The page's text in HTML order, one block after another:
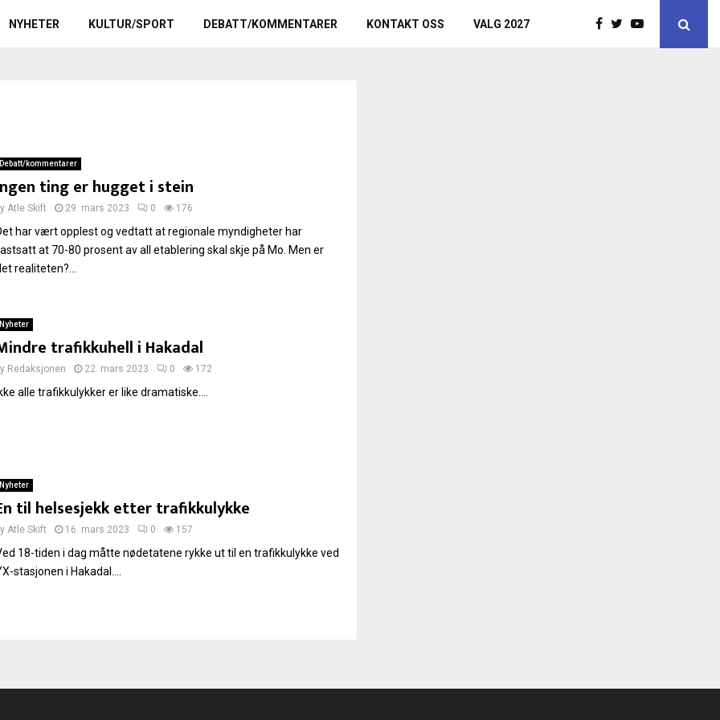
NYHETER KULTUR/SPORT DEBATT/KOMMENTARER KONTAKT OSS VALG 2027
Debatt/kommentarer
ting er hugget i stein
Atle Skift 29. mars 2023 0 176
har vært opplest og vedtatt at regionale myndigheter har
at 70-80 prosent av all etablering skal skje på Mo. Men er
realiteten?...
Nyheter
trafikkuhell i Hakadal
Redaksjonen 22. mars 2023 0 172
alle trafikkulykker er like dramatiske....
Nyheter
til helsesjekk etter trafikkulykke
Atle Skift 16. mars 2023 0 157
18-tiden i dag måtte nødetatene rykke ut til en trafikkulykke ved
stasjonen i Hakadal....